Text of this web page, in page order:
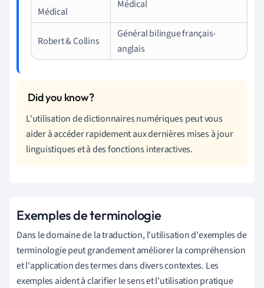
Médical
Médical
Robert & Collins
Général bilingue français-
anglais
L'utilisation de dictionnaires numériques peut vous
aider à accéder rapidement aux dernières mises à jour
linguistiques et à des fonctions interactives.
Exemples de terminologie
Dans le domaine de la traduction, l'utilisation d'exemples de
terminologie peut grandement améliorer la compréhension
et l'application des termes dans divers contextes. Les
exemples aident à clarifier le sens et l'utilisation pratique